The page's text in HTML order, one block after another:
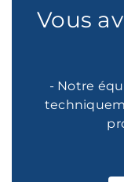
Vous
- Notre